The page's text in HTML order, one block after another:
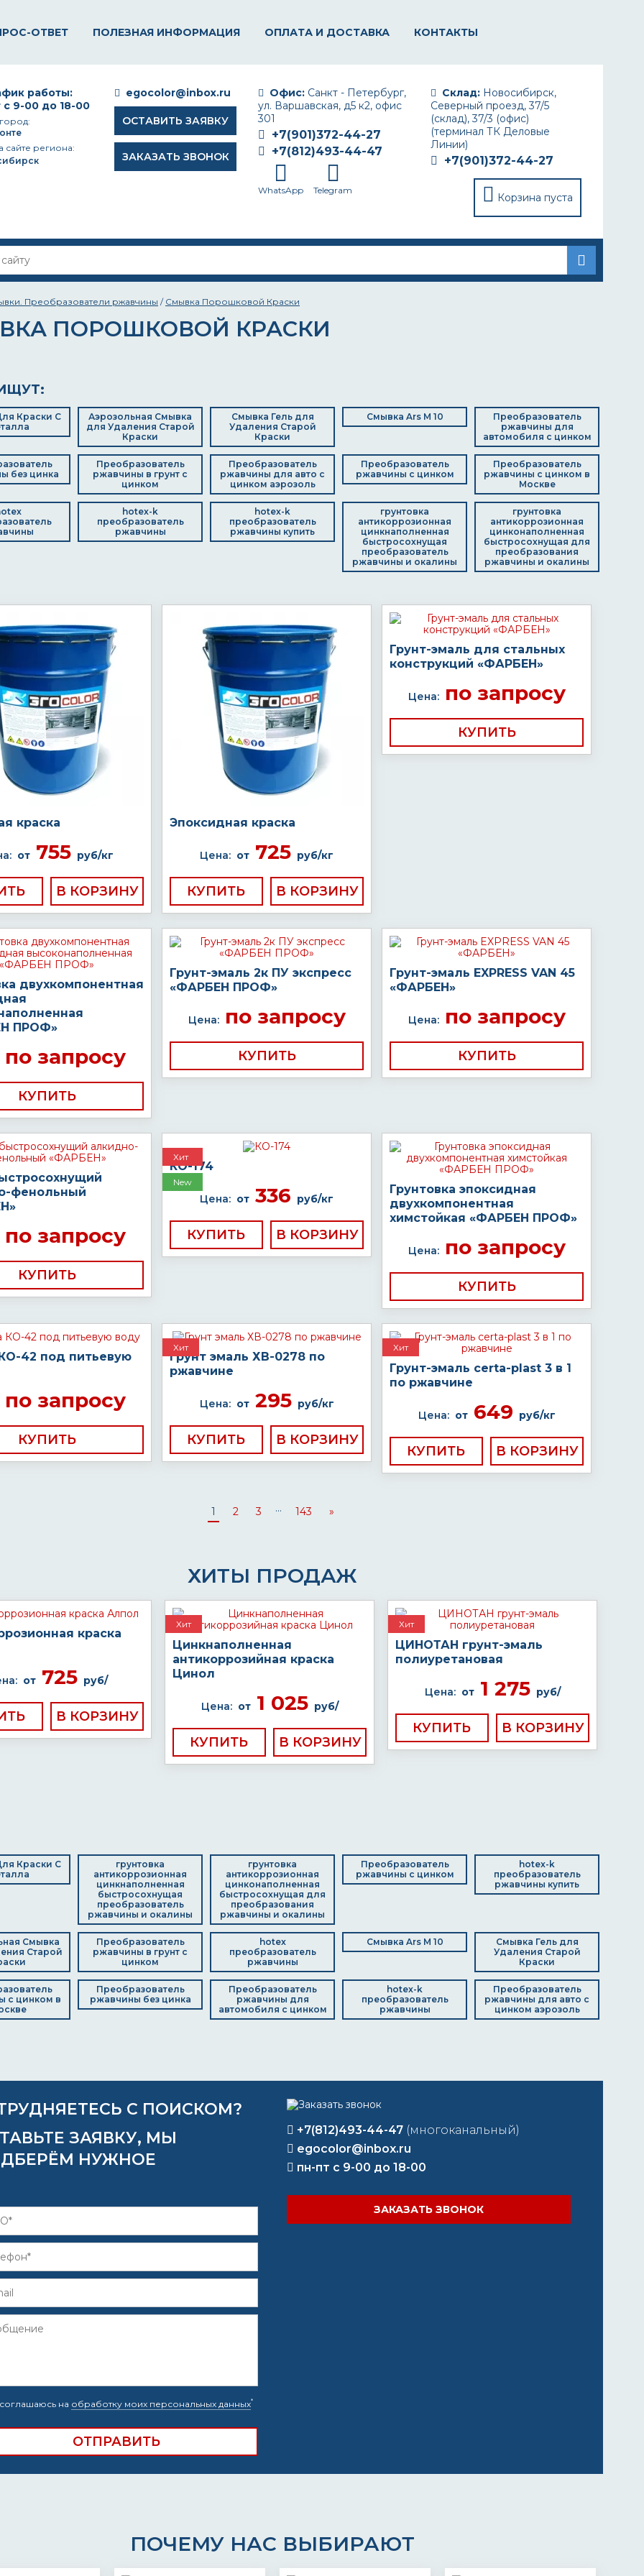
ОТВЕТ ПОЛЕЗНАЯ ИНФОРМАЦИЯ ОПЛАТА И ДОСТАВКА КОНТАКТЫ
Склад: Новосибирск,
Северный проезд, 37/5
(склад), 37/3 (офис)
(терминал ТК Деловые
Линии)
+7(901)372-44-27
Корзина пуста
Офис: Санкт - Петербург,
ул. Варшавская, д5 к2, офис
301
+7(901)372-44-27
+7(812)493-44-47
WhatsApp Telegram
egocolor@inbox.ru
ОСТАВИТЬ ЗАЯВКУ
ЗАКАЗАТЬ ЗВОНОК
работы:
с 9-00 до 18-00
сайте региона:
Преобразователи ржавчины / Смывка Порошковой Краски
ПОРОШКОВОЙ КРАСКИ
Краски С
Аэрозольная Смывка
для Удаления Старой
Краски
Смывка Гель для
Удаления Старой
Краски
Смывка Ars M 10
Преобразователь
ржавчины для
автомобиля с цинком
без цинка
Преобразователь
ржавчины в грунт с
цинком
Преобразователь
ржавчины для авто с
цинком аэрозоль
Преобразователь
ржавчины с цинком
Преобразователь
ржавчины с цинком в
Москве
hotex-k
преобразователь
ржавчины
hotex-k
преобразователь
ржавчины купить
грунтовка
антикоррозионная
цинкнаполненная
быстросохнущая
преобразователь
ржавчины и окалины
грунтовка
антикоррозионная
цинконаполненная
быстросохнущая для
преобразования
ржавчины и окалины
краска
от755 руб/кг
Эпоксидная краска
Цена: от 725 руб/кг
КУПИТЬ
Грунт-эмаль для стальных
конструкций «ФАРБЕН»
Цена:по запросу
КУПИТЬ
двухкомпонентная
ПРОФ»
запросу
КУПИТЬ
Грунт-эмаль 2к ПУ экспресс
«ФАРБЕН ПРОФ»
Цена:по запросу
КУПИТЬ
Грунт-эмаль EXPRESS VAN 45
«ФАРБЕН»
Цена:по запросу
КУПИТЬ
фенольный
запросу
КУПИТЬ
Хит
New
КО-174
Цена: от 336 руб/кг
КУПИТЬ
Грунтовка эпоксидная
двухкомпонентная
химстойкая «ФАРБЕН ПРОФ»
Цена:по запросу
КУПИТЬ
42 под питьевую
запросу
КУПИТЬ
Хит
Грунт эмаль ХВ-0278 по
ржавчине
Цена: от295 руб/кг
КУПИТЬ
Хит
Грунт-эмаль certa-plast 3 в 1
по ржавчине
Цена: от649 руб/кг
КУПИТЬ
1 2 3 ... 143 »
ХИТЫ ПРОДАЖ
краска
от725 руб/
Хит
Цинкнаполненная
антикоррозийная краска
Цинол
Цена: от1 025 руб/
КУПИТЬ
Хит
ЦИНОТАН грунт-эмаль
полиуретановая
Цена: от1 275 руб/
КУПИТЬ
Краски С
грунтовка
антикоррозионная
цинкнаполненная
быстросохнущая
преобразователь
ржавчины и окалины
грунтовка
антикоррозионная
цинконаполненная
быстросохнущая для
преобразования
ржавчины и окалины
Преобразователь
ржавчины с цинком
hotex-k
преобразователь
ржавчины купить
Смывка
Старой
Преобразователь
ржавчины в грунт с
цинком
hotex
преобразователь
ржавчины
Смывка Ars M 10
Смывка Гель для
Удаления Старой
Краски
с цинком в
Преобразователь
ржавчины без цинка
Преобразователь
ржавчины для
автомобиля с цинком
hotex-k
преобразователь
ржавчины
Преобразователь
ржавчины для авто с
цинком аэрозоль
С ПОИСКОМ?
ЗАЯВКУ, МЫ
НУЖНОЕ
на обработку моих персональных данных*
+7(812)493-44-47 (многоканальный)
egocolor@inbox.ru
пн-пт с 9-00 до 18-00
ЗАКАЗАТЬ ЗВОНОК
ПОЧЕМУ НАС ВЫБИРАЮТ